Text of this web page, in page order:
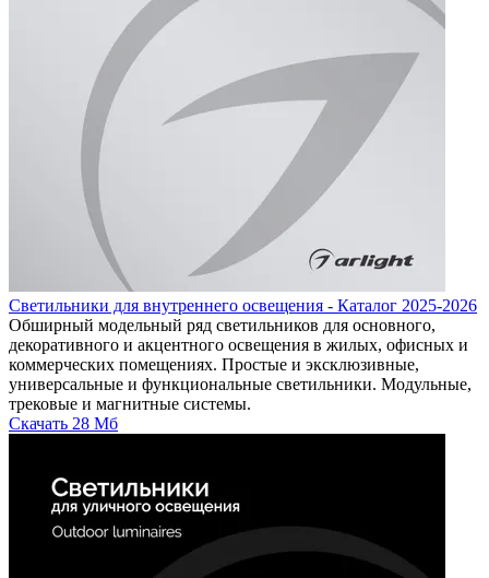
Светильники для внутреннего освещения - Каталог 2025-2026
Обширный модельный ряд светильников для основного,
декоративного и акцентного освещения в жилых, офисных и
коммерческих помещениях. Простые и эксклюзивные,
универсальные и функциональные светильники. Модульные,
трековые и магнитные системы.
Скачать 28 Мб